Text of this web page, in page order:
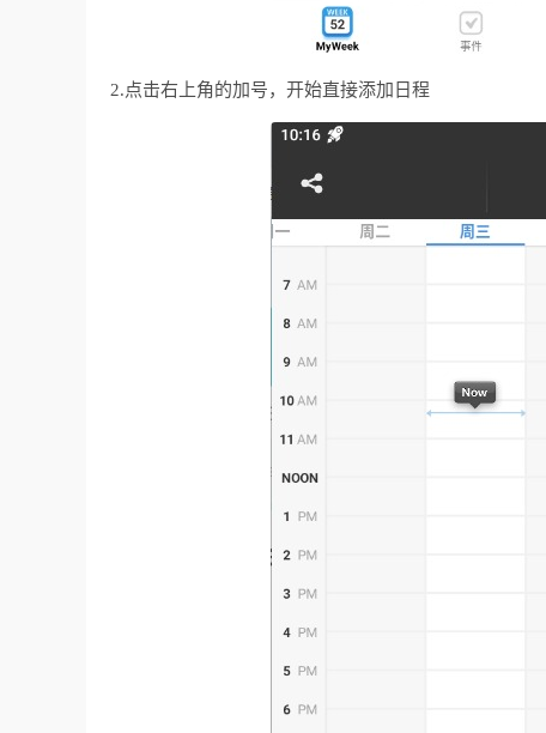
2.点击右上角的加号，开始直接添加日程